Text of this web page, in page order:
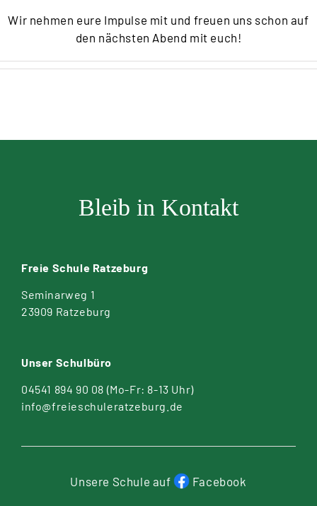
Wir nehmen eure Impulse mit und freuen uns schon auf
den nächsten Abend mit euch!
Bleib in Kontakt
Freie Schule Ratzeburg
Seminarweg 1
23909 Ratzeburg
Unser Schulbüro
04541 894 90 08 (Mo-Fr: 8-13 Uhr)
info@freieschuleratzeburg.de
Unsere Schule auf Facebook